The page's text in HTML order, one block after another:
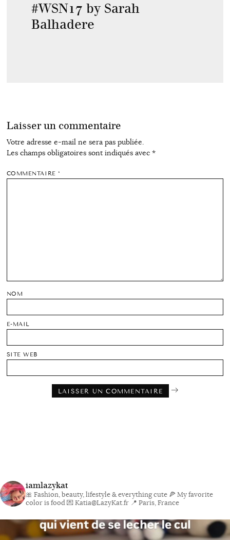
#WSN17 by Sarah
Balhadere
Laisser un commentaire
Votre adresse e-mail ne sera pas publiée.
Les champs obligatoires sont indiqués avec *
COMMENTAIRE*
NOM
E-MAIL
SITE WEB
iamlazykat
🎀 Fashion, beauty, lifestyle & everything cute 🍕 My favorite
color is food💌 Katia@LazyKat.fr 📍 Paris, France